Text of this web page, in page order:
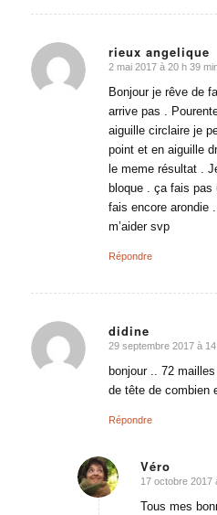
rieux angelique
dit
:
2 mai 2017 à 20 h 39
Bonjour je rêve de
arrive pas .
aiguille circlaire je
point et en aiguille
le meme résultat .
bloque . ça fais
fais encore arondie
m’aider svp
Répondre
didine
dit
:
29 septembre 2017 à
bonjour .. 72
de tête de combien
Répondre
Véro
dit
17 octobre 2017
Tous mes